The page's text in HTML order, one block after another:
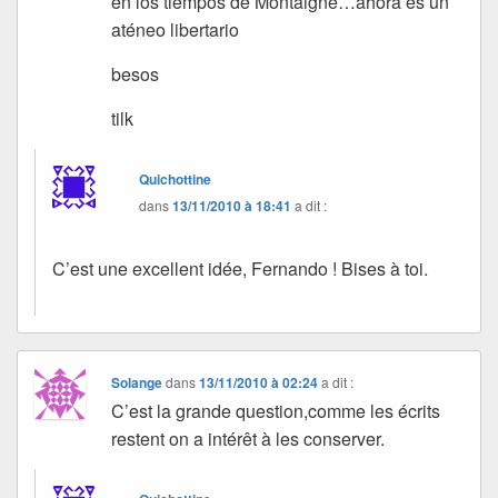
aténeo libertario
besos
tilk
Quichottine
dans13/11/2010 à 18:41 a dit :
C’est une excellent idée, Fernando ! Bises à toi.
Solangedans13/11/2010 à 02:24 a dit :
C’est la grande question,comme les écrits
restent on a intérêt à les conserver.